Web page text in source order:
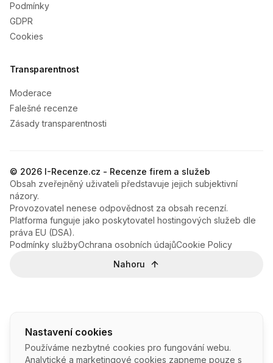
Nastavení cookies
Používáme nezbytné cookies pro fungování webu.
Analytické a marketingové cookies zapneme pouze s
Podmínky
GDPR
Cookies
Transparentnost
Moderace
Falešné recenze
Zásady transparentnosti
© 2026 I-Recenze.cz - Recenze firem a služeb
Obsah zveřejněný uživateli představuje jejich subjektivní
názory.
Provozovatel nenese odpovědnost za obsah recenzí.
Platforma funguje jako poskytovatel hostingových služeb dle
práva EU (DSA).
Podmínky službyOchrana osobních údajůCookie Policy
Nahoru